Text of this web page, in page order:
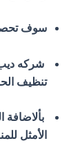
سوف تحصل
شركه ديب
تنظيف
الأمثل